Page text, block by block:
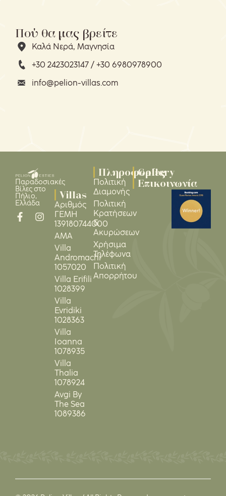
Πού θα μας βρείτε
Καλά Νερά, Μαγνησία
+30 2423023147 / +30 6980978900
info@pelion-villas.com
Παραδοσιακές
Βίλες στο
Πήλιο,
Ελλάδα
Villas
Αριθμός
ΓΕΜΗ
139180744000
ΑΜΑ
Villa
Andromachi
1057020
Villa Erifili
1028399
Villa
Evridiki
1028363
Villa
Ioanna
1078935
Villa
Thalia
1078924
Avgi By
The Sea
1089386
Πληροφορίες
Πολιτική
Διαμονής
Πολιτική
Κρατήσεων
&
Ακυρώσεων
Χρήσιμα
Τηλέφωνα
Πολιτική
Απορρήτου
Gallery
Επικοινωνία